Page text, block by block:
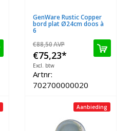
GenWare Rustic Copper
bord plat Ø24cm doos à
6
€88,50AVP
€75,23*
Excl. btw
Artnr:
702700000020
Aanbieding